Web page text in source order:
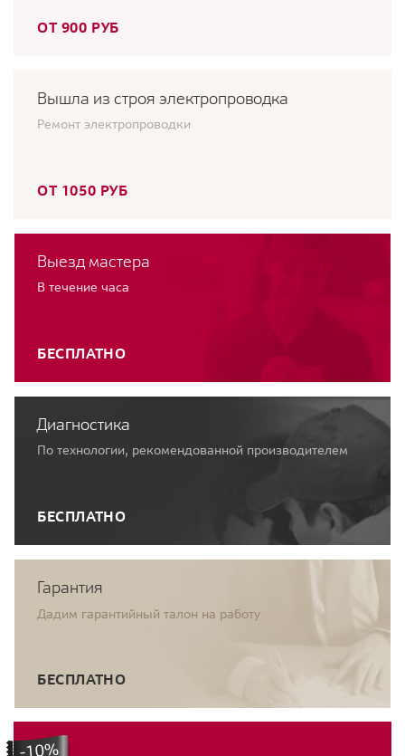
ОТ 900 РУБ
Вышла из строя электропроводка
Ремонт электропроводки
ОТ 1050 РУБ
Выезд мастера
В течение часа
БЕСПЛАТНО
Диагностика
По технологии, рекомендованной производителем
БЕСПЛАТНО
Гарантия
Дадим гарантийный талон на работу
БЕСПЛАТНО